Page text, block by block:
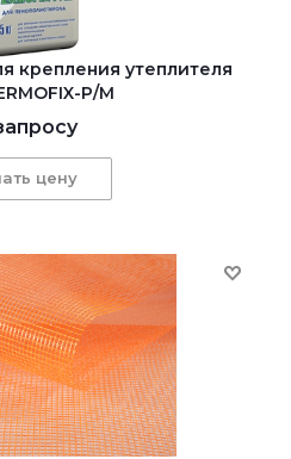
крепления утеплителя
Р/М
цену